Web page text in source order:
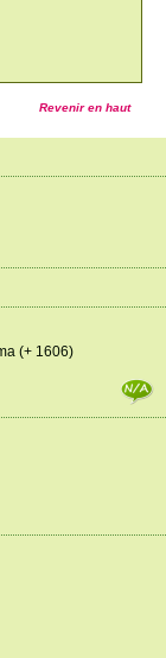
Revenir en haut
(+ 1606)